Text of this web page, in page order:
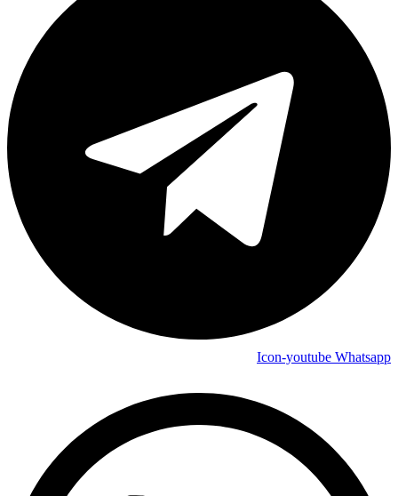
Icon-youtube Whatsapp